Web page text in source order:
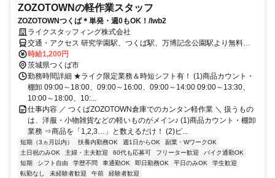
ZOZOTOWNの軽作業スタッフ
ZOZOTOWNつくば＊単発・週0もOK！/lwb2
ライクスタッフィング株式会社
交通・アクセス 研究学園駅、つくば駅、万博記念公園駅より無料送
迎バスあり
時給1,200円
茨城県つくば市
勤務時間詳細 ★ライク限定業務＆時短シフト有！ (1)商品カウント・
棚卸 09:00～18:00、09:00～16:00、09:00～14:00 09:00～13:30、
10:00～18:00、10:...
仕事内容 ／ つくばZOZOTOWN倉庫でのカンタン軽作業 ＼ 扱うもの
は、洋服・小物雑貨などの軽いものがメイン♪ (1)商品カウント・棚卸
業務 ⇒商品を「1,2,3…」と数えるだけ！ (2)ピ...
短期（3ヵ月以内） 扶養内勤務OK 週1日からOK
副業・WワークOK
土日祝のみOK
主婦・主夫歓迎 60代も応募可 フリーター歓迎
バイク通勤OK
短期
シフト自由 学歴不問 車通勤OK 即日勤務OK 平日のみOK
学生歓迎
転勤なし
未経験者歓迎 午前 経験者歓迎